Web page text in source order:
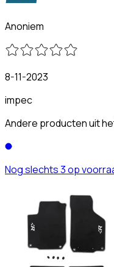
Anoniem
8-11-2023
impec
Andere producten uit
Nog slechts 3 op